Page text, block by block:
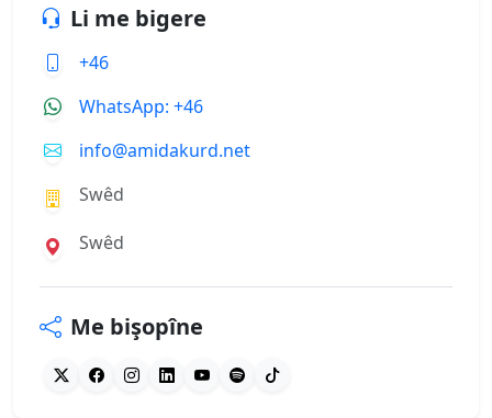
Li me bigere
+46
WhatsApp: +46
info@amidakurd.net
Swêd
Swêd
Me bişopîne